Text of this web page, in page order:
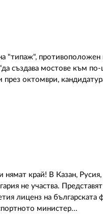
"типаж", противоположен
създава мостове към
през октомври,
нямат край! В Казан,
не участва.
лиценз на
министер...